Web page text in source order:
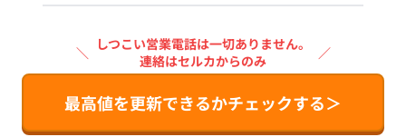
＼ しつこい営業電話は一切ありません。
連絡はセルカからのみ
／
最高値を更新できるかチェックする＞